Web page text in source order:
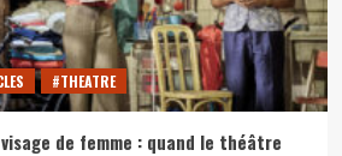
#THEATRE
de femme : quand le théâtre